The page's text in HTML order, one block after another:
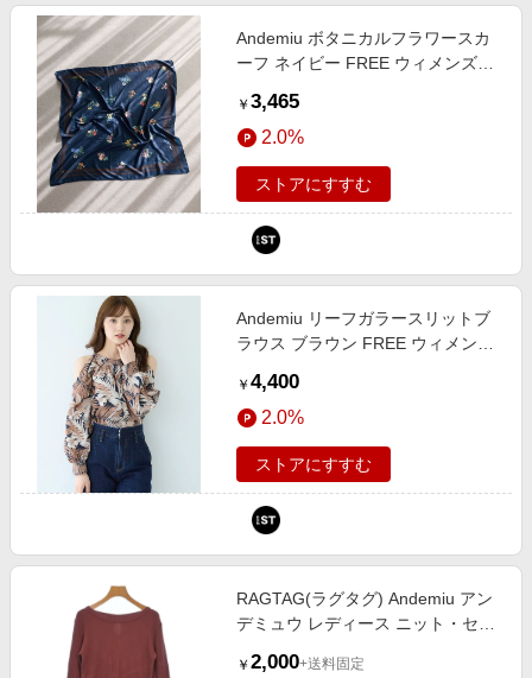
Andemiu ボタニカルフラワースカ
ーフ ネイビー FREE ウィメンズグ
アンドエスティ（旧ドットエステ
ィ）
￥ 3,465
2.0%
ストアにすすむ
Andemiu リーフガラースリットブ
ラウス ブラウン FREE ウィメンズ
ST アンドエスティ（旧ドットエス
ティ）
￥ 4,400
2.0%
ストアにすすむ
RAGTAG(ラグタグ) Andemiu アン
デミュウ レディース ニット・セー
￥ 2,000+送料固定